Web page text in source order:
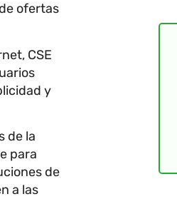
ofertas
CSE
y
de la
para
de
a las